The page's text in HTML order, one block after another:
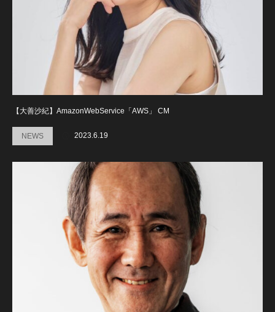
【大善沙紀】AmazonWebService「AWS」 CM
NEWS 2023.6.19